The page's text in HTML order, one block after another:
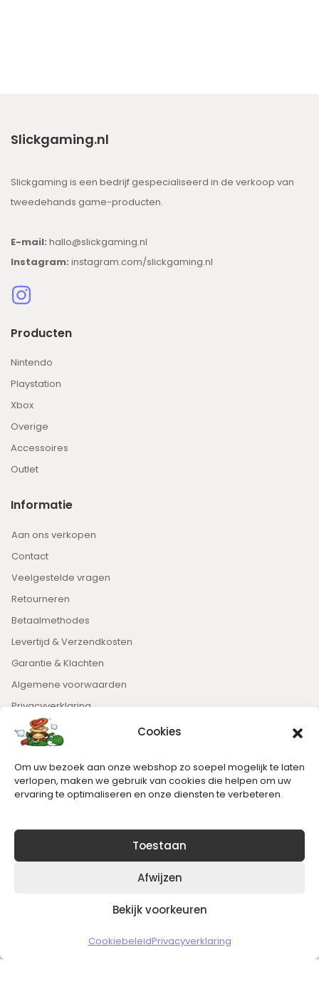
Cookies
Om uw bezoek aan onze webshop zo soepel mogelijk te laten
verlopen, maken we gebruik van cookies die helpen om uw
ervaring te optimaliseren en onze diensten te verbeteren.
Toestaan
Afwijzen
Bekijk voorkeuren
CookiebeleidPrivacyverklaring
Slickgaming.nl
Slickgaming is een bedrijf gespecialiseerd in de verkoop van
tweedehands game-producten.
E-mail: hallo@slickgaming.nl
Instagram: instagram.com/slickgaming.nl
Producten
Nintendo
Playstation
Xbox
Overige
Accessoires
Outlet
Informatie
Aan ons verkopen
Contact
Veelgestelde vragen
Retourneren
Betaalmethodes
Levertijd & Verzendkosten
Garantie & Klachten
Algemene voorwaarden
Privacyverklaring
Nieuwsbrief
Blijft op de hoogte van het laatste nieuws.